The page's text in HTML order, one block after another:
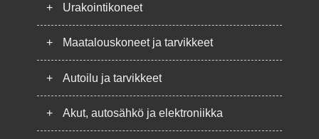
+ Urakointikoneet
+ Maatalouskoneet ja tarvikkeet
+ Autoilu ja tarvikkeet
+ Akut, autosähkö ja elektroniikka